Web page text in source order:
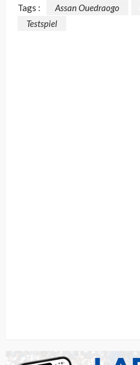
Tags : Assan Ouedraogo
Testspiel